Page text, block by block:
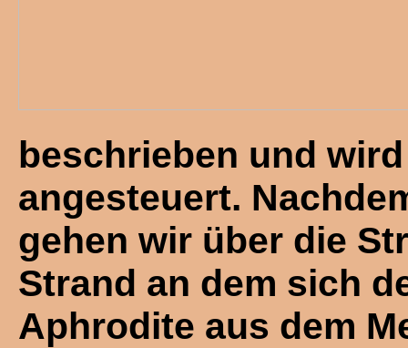
beschrieben und
angesteuert.
gehen wir über die
Strand an dem sich
Aphrodite aus dem